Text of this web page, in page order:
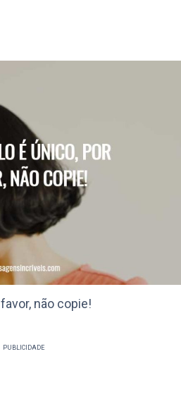
não copie!
PUBLICIDADE